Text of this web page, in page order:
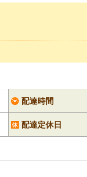
配達時間
配達定休日